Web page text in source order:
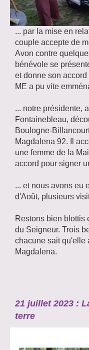
... par la mise en
couple accepte de
Avon contre
bénévole se
et donne son
ME a pu vite
... notre présidente,
Fontainebleau,
Boulogne-
Magdalena 92. Il
une femme de la
accord pour signer
... et nous avons eu
d'Août, plusieurs
Restons bien blottis
du Seigneur. Trois
chacune sait qu'elle
Magdalena.
21 juillet 2023 :
terre